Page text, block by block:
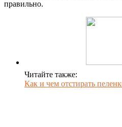
правильно.
Читайте также:
Как и чем отстирать